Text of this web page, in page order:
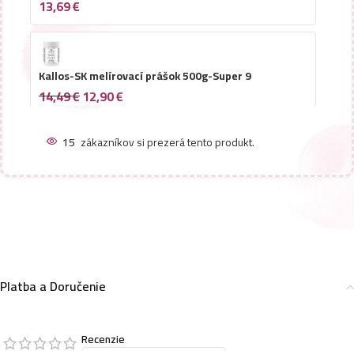
13,69€
Kallos-SK melírovací prášok 500g-Super 9
14,49€12,90€
15 zákazníkov si prezerá tento produkt.
Platba a Doručenie
Recenzie